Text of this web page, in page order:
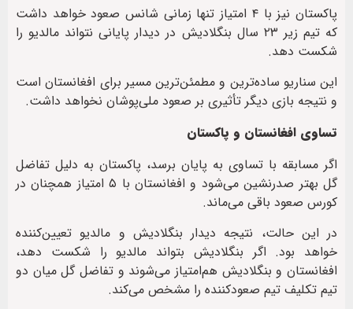
پاکستان نیز با ۴ امتیاز تنها زمانی شانس صعود خواهد داشت
که تیم زیر ۲۳ سال بنگلادیش در دیدار پایانی نتواند مالدیو را
شکست دهد.
این سناریو ساده‌ترین و مطمئن‌ترین مسیر برای افغانستان است
و نتیجه بازی دیگر تأثیری بر صعود ملی‌پوشان نخواهد داشت.
تساوی افغانستان و پاکستان
اگر مسابقه با تساوی به پایان برسد، پاکستان به دلیل تفاضل
گل بهتر صدرنشین می‌شود و افغانستان با ۵ امتیاز همچنان در
کورس صعود باقی می‌ماند.
در این حالت، نتیجه دیدار بنگلادیش و مالدیو تعیین‌کننده
خواهد بود. اگر بنگلادیش بتواند مالدیو را شکست دهد،
افغانستان و بنگلادیش هم‌امتیاز می‌شوند و تفاضل گل میان دو
تیم تکلیف تیم صعودکننده را مشخص می‌کند.